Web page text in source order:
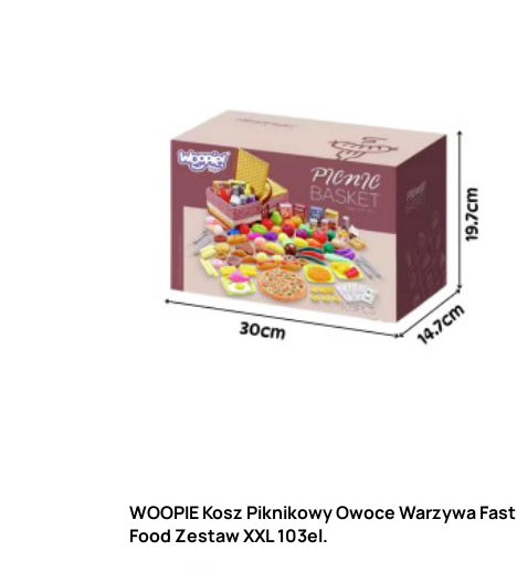
WOOPIE Kosz Piknikowy Owoce Warzywa Fast
Food Zestaw XXL 103el.